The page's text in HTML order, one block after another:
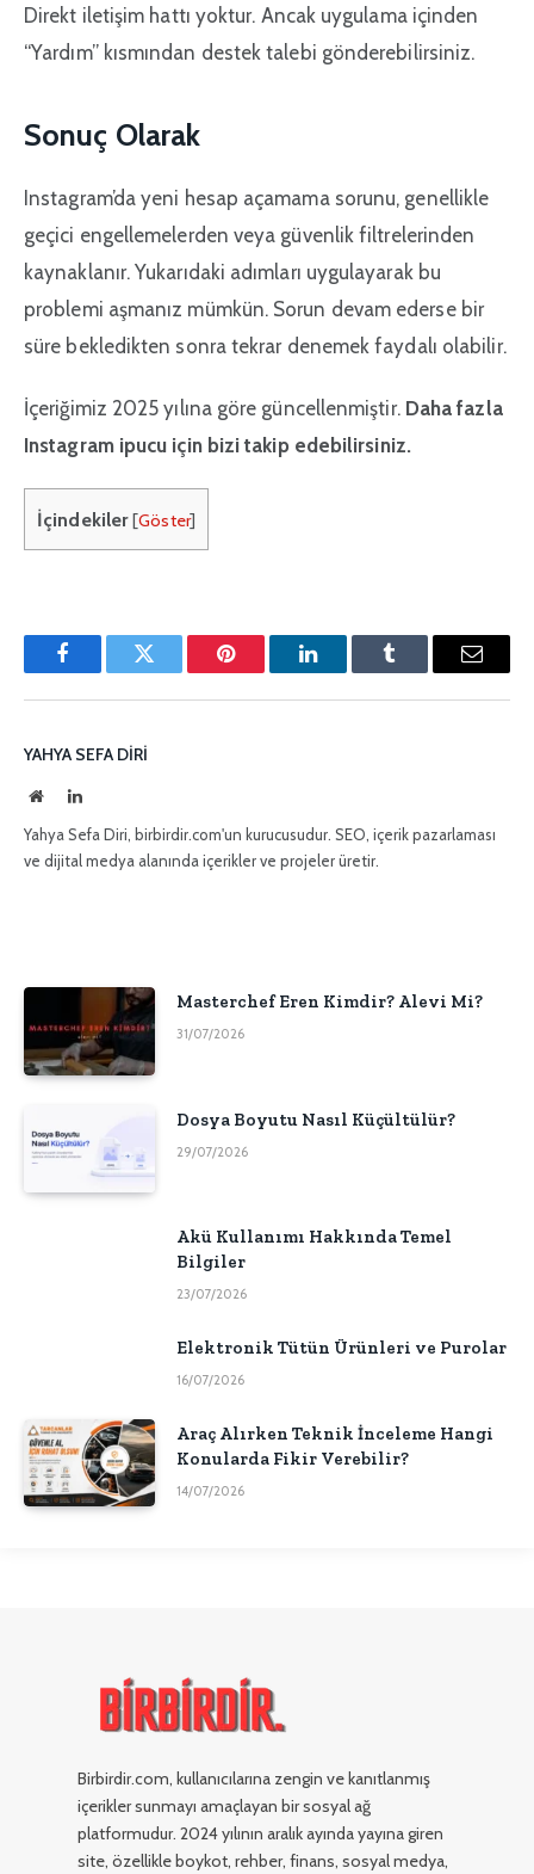
Direkt iletişim hattı yoktur. Ancak uygulama içinden
“Yardım” kısmından destek talebi gönderebilirsiniz.
Sonuç Olarak
Instagram’da yeni hesap açamama sorunu, genellikle
geçici engellemelerden veya güvenlik filtrelerinden
kaynaklanır. Yukarıdaki adımları uygulayarak bu
problemi aşmanız mümkün. Sorun devam ederse bir
süre bekledikten sonra tekrar denemek faydalı olabilir.
İçeriğimiz 2025 yılına göre güncellenmiştir. Daha fazla
Instagram ipucu için bizi takip edebilirsiniz.
İçindekiler [Göster]
FacebookTwitter Pinterest'inLinkedInTumblr
E-
YAHYA SEFA DIRI
İnternetLinkedIn
Yahya Sefa Diri, birbirdir.com'un kurucusudur. SEO, içerik pazarlaması
ve dijital medya alanında içerikler ve projeler üretir.
Masterchef Eren Kimdir? Alevi Mi?
31/07/2026
Dosya Boyutu Nasıl Küçültülür?
29/07/2026
Akü Kullanımı Hakkında Temel
Bilgiler
23/07/2026
Elektronik Tütün Ürünleri ve Purolar
16/07/2026
Araç Alırken Teknik İnceleme Hangi
Konularda Fikir Verebilir?
14/07/2026
Birbirdir.com, kullanıcılarına zengin ve kanıtlanmış
içerikler sunmayı amaçlayan bir sosyal ağ
platformudur. 2024 yılının aralık ayında yayına giren
site, özellikle boykot, rehber, finans, sosyal medya,